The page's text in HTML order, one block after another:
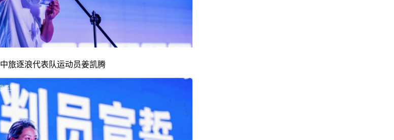
中旅逐浪代表队运动员姜凯腾